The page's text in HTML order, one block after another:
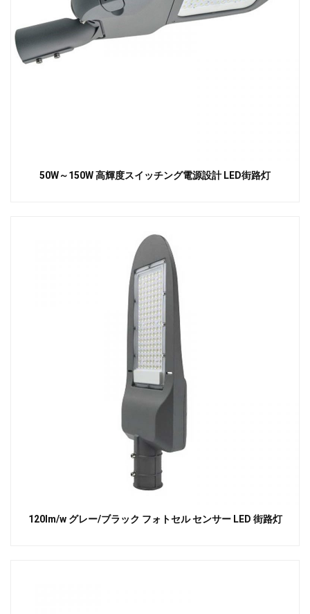
50W～150W 高輝度スイッチング電源設計 LED街路灯
120lm/w グレー/ブラック フォトセル センサー LED 街路灯